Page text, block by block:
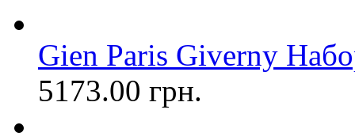
Gien Paris Giverny
5173.00 грн.